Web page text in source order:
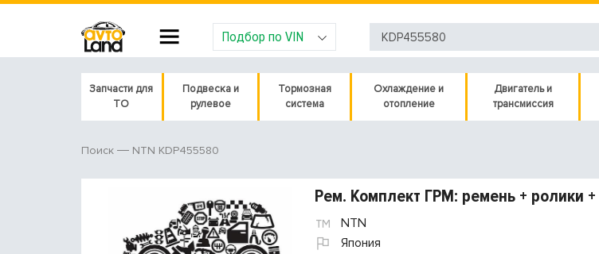
Подбор по VIN
Запчасти для
ТО
Подвеска и
рулевое
Тормозная
система
Охлаждение и
отопление
Двигатель и
трансмиссия
Поиск NTN KDP455580
Рем. Комплект ГРМ: ремень + ролики
NTN
Япония